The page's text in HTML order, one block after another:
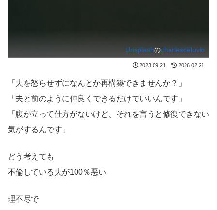
Unsplashのcharlesdeluvio
2023.09.21 2026.02.21
「夫を怒らせずになんとか再構築できませんか？」
「夫と前のように仲良くできるだけでいいんです」
「腹が立って仕方がないけど、それを言うと修復できない
気がするんです」
どう考えても
不倫している夫が100％悪い
理不尽で